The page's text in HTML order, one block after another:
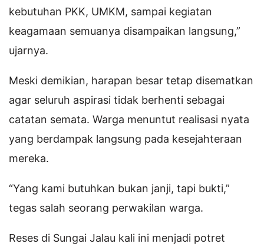
kebutuhan PKK, UMKM, sampai kegiatan
keagamaan semuanya disampaikan langsung,”
ujarnya.
Meski demikian, harapan besar tetap disematkan
agar seluruh aspirasi tidak berhenti sebagai
catatan semata. Warga menuntut realisasi nyata
yang berdampak langsung pada kesejahteraan
mereka.
“Yang kami butuhkan bukan janji, tapi bukti,”
tegas salah seorang perwakilan warga.
Reses di Sungai Jalau kali ini menjadi potret